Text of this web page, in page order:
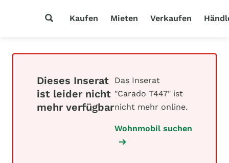
Kaufen Mieten Verkaufen
Dieses Inserat
ist leider nicht
mehr verfügbar
Das Inserat
"Carado T447" ist
nicht mehr online.
Wohnmobil suchen